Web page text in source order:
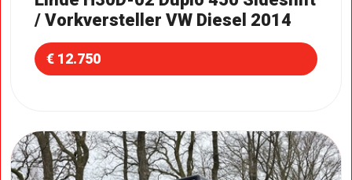
/ Vorkversteller VW Diesel 2014
€ 12.750